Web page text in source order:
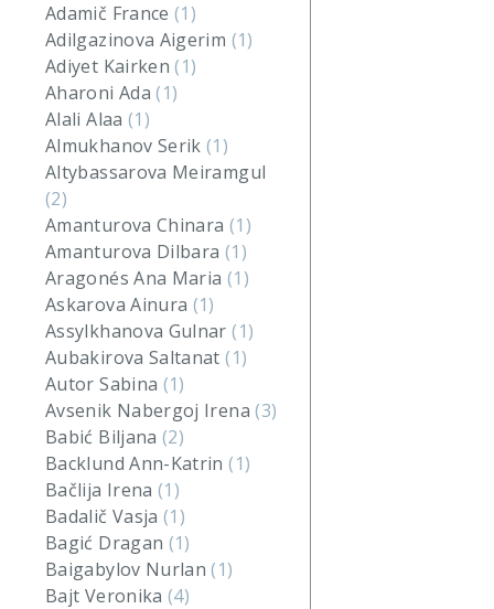
Adamič France(1)
Adilgazinova Aigerim (1)
Adiyet Kairken(1)
Aharoni Ada(1)
Alali Alaa (1)
Almukhanov Serik(1)
Altybassarova Meiramgul
(2)
Amanturova Chinara (1)
Amanturova Dilbara (1)
Aragonés Ana Maria (1)
Askarova Ainura (1)
Assylkhanova Gulnar(1)
Aubakirova Saltanat(1)
Autor Sabina (1)
Avsenik Nabergoj Irena(3)
Babić Biljana(2)
Backlund Ann-Katrin(1)
Bačlija Irena(1)
Badalič Vasja(1)
Bagić Dragan (1)
Baigabylov Nurlan(1)
Bajt Veronika(4)